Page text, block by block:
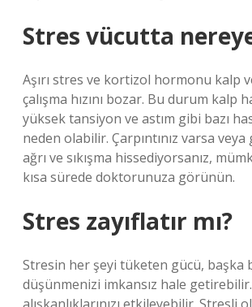
Stres vücutta
Aşırı stres ve kortizol hormonu kalp
çalışma hızını bozar. Bu durum kalp
yüksek tansiyon ve astım gibi bazı
neden olabilir. Çarpıntınız varsa
ağrı ve sıkışma hissediyorsanız,
kısa sürede doktorunuza görünün.
Stres zayıflatır mı?
Stresin her şeyi tüketen gücü, başka
düşünmenizi imkansız hale